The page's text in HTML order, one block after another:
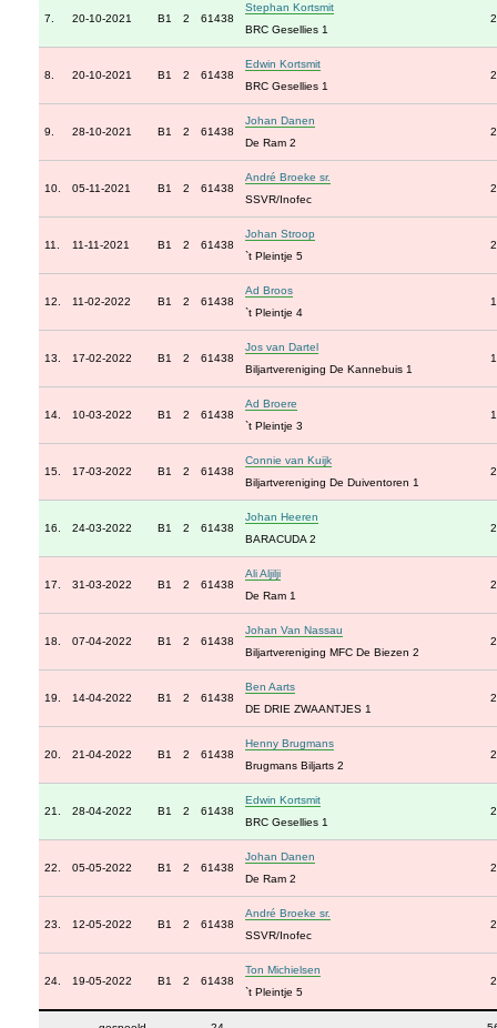
7. 20-10-2021 B1 2 61438
Stephan Kortsmit
BRC Gesellies 1
8. 20-10-2021 B1 2 61438
Edwin Kortsmit
BRC Gesellies 1
9. 28-10-2021 B1 2 61438
Johan Danen
De Ram 2
10. 05-11-2021 B1 2 61438
André Broeke sr.
SSVR/Inofec
11. 11-11-2021 B1 2 61438
Johan Stroop
`t Pleintje 5
12. 11-02-2022 B1 2 61438
Ad Broos
`t Pleintje 4
13. 17-02-2022 B1 2 61438
Jos van Dartel
Biljartvereniging De Kannebuis 1
14. 10-03-2022 B1 2 61438
Ad Broere
`t Pleintje 3
15. 17-03-2022 B1 2 61438
Connie van Kuijk
Biljartvereniging De Duiventoren 1
16. 24-03-2022 B1 2 61438
Johan Heeren
BARACUDA 2
17. 31-03-2022 B1 2 61438
Ali Aljilji
De Ram 1
18. 07-04-2022 B1 2 61438
Johan Van Nassau
Biljartvereniging MFC De Biezen 2
19. 14-04-2022 B1 2 61438
Ben Aarts
DE DRIE ZWAANTJES 1
20. 21-04-2022 B1 2 61438
Henny Brugmans
Brugmans Biljarts 2
21. 28-04-2022 B1 2 61438
Edwin Kortsmit
BRC Gesellies 1
22. 05-05-2022 B1 2 61438
Johan Danen
De Ram 2
23. 12-05-2022 B1 2 61438
André Broeke sr.
SSVR/Inofec
24. 19-05-2022 B1 2 61438
Ton Michielsen
`t Pleintje 5